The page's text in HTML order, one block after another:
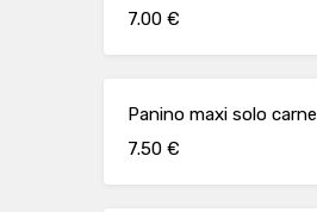
7.00 €
Panino maxi solo carne
7.50 €